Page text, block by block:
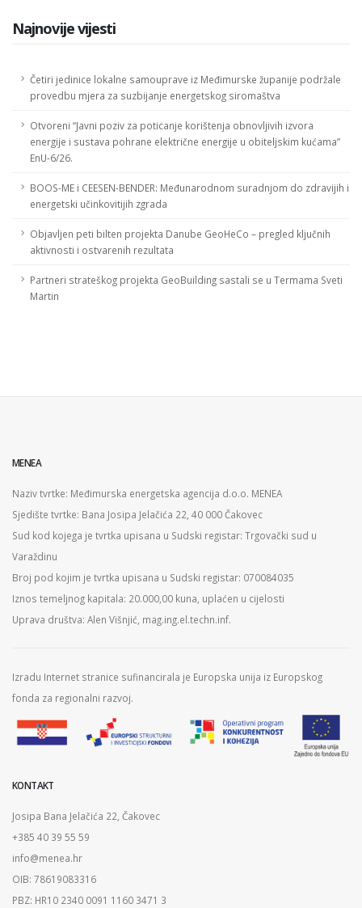
Najnovije vijesti
Četiri jedinice lokalne samouprave iz Međimurske županije podržale
provedbu mjera za suzbijanje energetskog siromaštva
Otvoreni “Javni poziv za poticanje korištenja obnovljivih izvora
energije i sustava pohrane električne energije u obiteljskim kućama”
EnU-6/26.
BOOS-ME i CEESEN-BENDER: Međunarodnom suradnjom do zdravijih i
energetski učinkovitijih zgrada
Objavljen peti bilten projekta Danube GeoHeCo – pregled ključnih
aktivnosti i ostvarenih rezultata
Partneri strateškog projekta GeoBuilding sastali se u Termama Sveti
Martin
MENEA
Naziv tvrtke: Međimurska energetska agencija d.o.o. MENEA
Sjedište tvrtke: Bana Josipa Jelačića 22, 40 000 Čakovec
Sud kod kojega je tvrtka upisana u Sudski registar: Trgovački sud u
Varaždinu
Broj pod kojim je tvrtka upisana u Sudski registar: 070084035
Iznos temeljnog kapitala: 20.000,00 kuna, uplaćen u cijelosti
Uprava društva: Alen Višnjić, mag.ing.el.techn.inf.
Izradu Internet stranice sufinancirala je Europska unija iz Europskog
fonda za regionalni razvoj.
KONTAKT
Josipa Bana Jelačića 22, Čakovec
+385 40 39 55 59
info@menea.hr
OIB: 78619083316
PBZ: HR10 2340 0091 1160 3471 3